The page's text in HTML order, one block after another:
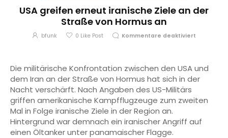
USA greifen erneut iranische Ziele an der
Straße von Hormus an
bfunk 0 Like Post Kommentare deaktiviert
Die militärische Konfrontation zwischen den USA und
dem Iran an der Straße von Hormus hat sich in der
Nacht verschärft. Nach Angaben des US-Militärs
griffen amerikanische Kampfflugzeuge zum zweiten
Mal in Folge iranische Ziele in der Region an.
Hintergrund war demnach ein iranischer Angriff auf
einen Öltanker unter panamaischer Flagge.